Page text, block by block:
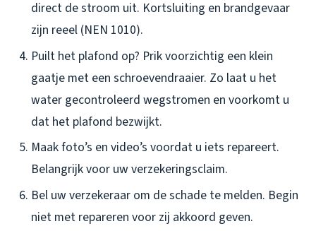
direct de stroom uit. Kortsluiting en brandgevaar
zijn reeel (NEN 1010).
Puilt het plafond op? Prik voorzichtig een klein
gaatje met een schroevendraaier. Zo laat u het
water gecontroleerd wegstromen en voorkomt u
dat het plafond bezwijkt.
Maak foto’s en video’s voordat u iets repareert.
Belangrijk voor uw verzekeringsclaim.
Bel uw verzekeraar om de schade te melden. Begin
niet met repareren voor zij akkoord geven.